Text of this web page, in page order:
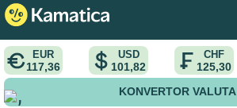
EUR
117,36
USD
101,82
CHF
125,30
KONVERTOR VALUTA
,